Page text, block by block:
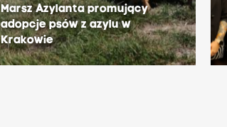
Marsz Azylanta promujący
adopcje psów z azylu w
Krakowie